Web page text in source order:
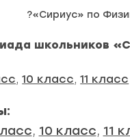
?«Сириус» по
школьников
,10 класс,11 класс
, 10 класс, 11